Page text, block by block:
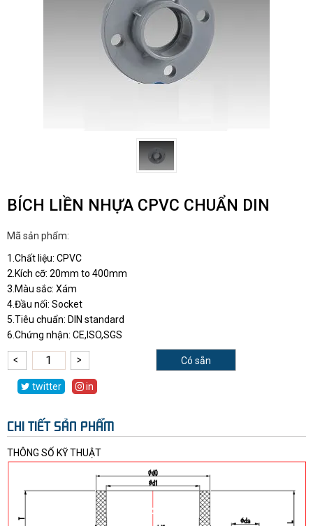
BÍCH LIỀN NHỰA CPVC CHUẨN DIN
Mã sản phẩm:
1.Chất liệu: CPVC
2.Kích cỡ: 20mm to 400mm
3.Màu sắc: Xám
4.Đầu nối: Socket
5.Tiêu chuẩn: DIN standard
6.Chứng nhận: CE,ISO,SGS
Có sẵn
twitter in
CHI TIẾT SẢN PHẨM
THÔNG SỐ KỸ THUẬT